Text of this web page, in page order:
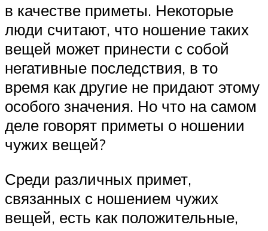
в качестве приметы. Некоторые
люди считают, что ношение таких
вещей может принести с собой
негативные последствия, в то
время как другие не придают этому
особого значения. Но что на самом
деле говорят приметы о ношении
чужих вещей?
Среди различных примет,
связанных с ношением чужих
вещей, есть как положительные,